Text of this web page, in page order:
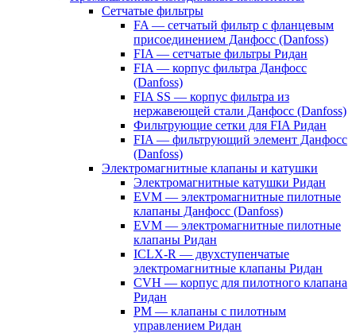
Сетчатые фильтры
FA — сетчатый фильтр с фланцевым
присоединением Данфосс (Danfoss)
FIA — сетчатые фильтры Ридан
FIA — корпус фильтра Данфосс
(Danfoss)
FIA SS — корпус фильтра из
нержавеющей стали Данфосс (Danfoss)
Фильтрующие сетки для FIA Ридан
FIA — фильтрующий элемент Данфосс
(Danfoss)
Электромагнитные клапаны и катушки
Электромагнитные катушки Ридан
EVM — электромагнитные пилотные
клапаны Данфосс (Danfoss)
EVM — электромагнитные пилотные
клапаны Ридан
ICLX-R — двухступенчатые
электромагнитные клапаны Ридан
CVH — корпус для пилотного клапана
Ридан
PM — клапаны с пилотным
управлением Ридан